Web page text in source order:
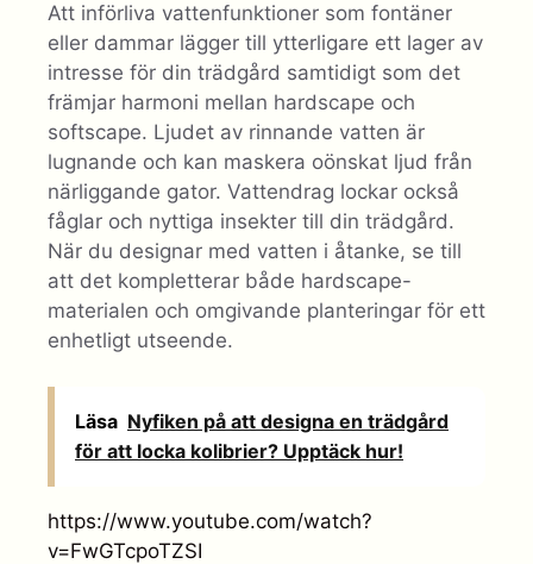
Att införliva vattenfunktioner som fontäner
eller dammar lägger till ytterligare ett lager av
intresse för din trädgård samtidigt som det
främjar harmoni mellan hardscape och
softscape. Ljudet av rinnande vatten är
lugnande och kan maskera oönskat ljud från
närliggande gator. Vattendrag lockar också
fåglar och nyttiga insekter till din trädgård.
När du designar med vatten i åtanke, se till
att det kompletterar både hardscape-
materialen och omgivande planteringar för ett
enhetligt utseende.
Läsa Nyfiken på att designa en trädgård
för att locka kolibrier? Upptäck hur!
https://www.youtube.com/watch?
v=FwGTcpoTZSI